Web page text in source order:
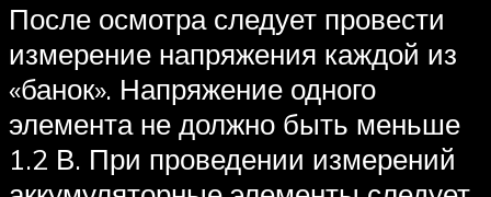
После осмотра следует провести
измерение напряжения каждой из
«банок». Напряжение одного
элемента не должно быть меньше
1.2 В. При проведении измерений